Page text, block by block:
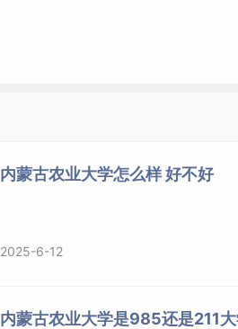
内蒙古农业大学怎么样 好不好
2025-6-12
内蒙古农业大学是985还是211大